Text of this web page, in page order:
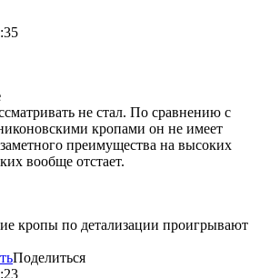
не стал. По сравнению с
кропами он не имеет
преимущества на высоких
вообще отстает.
кропы по детализации проигрывают
Поделиться